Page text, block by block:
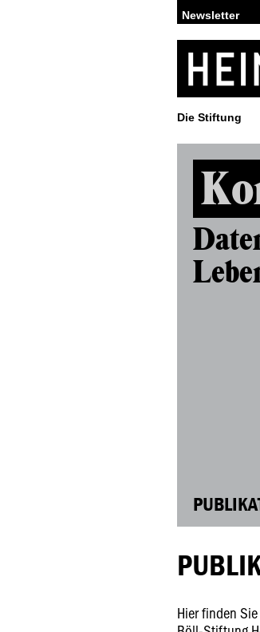
Die Stiftung
Hier finden